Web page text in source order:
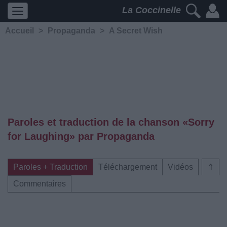
La Coccinelle
Accueil > Propaganda > A Secret Wish
Paroles et traduction de la chanson «Sorry
for Laughing» par Propaganda
⇑
Paroles + Traduction Téléchargement
Vidéos
Commentaires